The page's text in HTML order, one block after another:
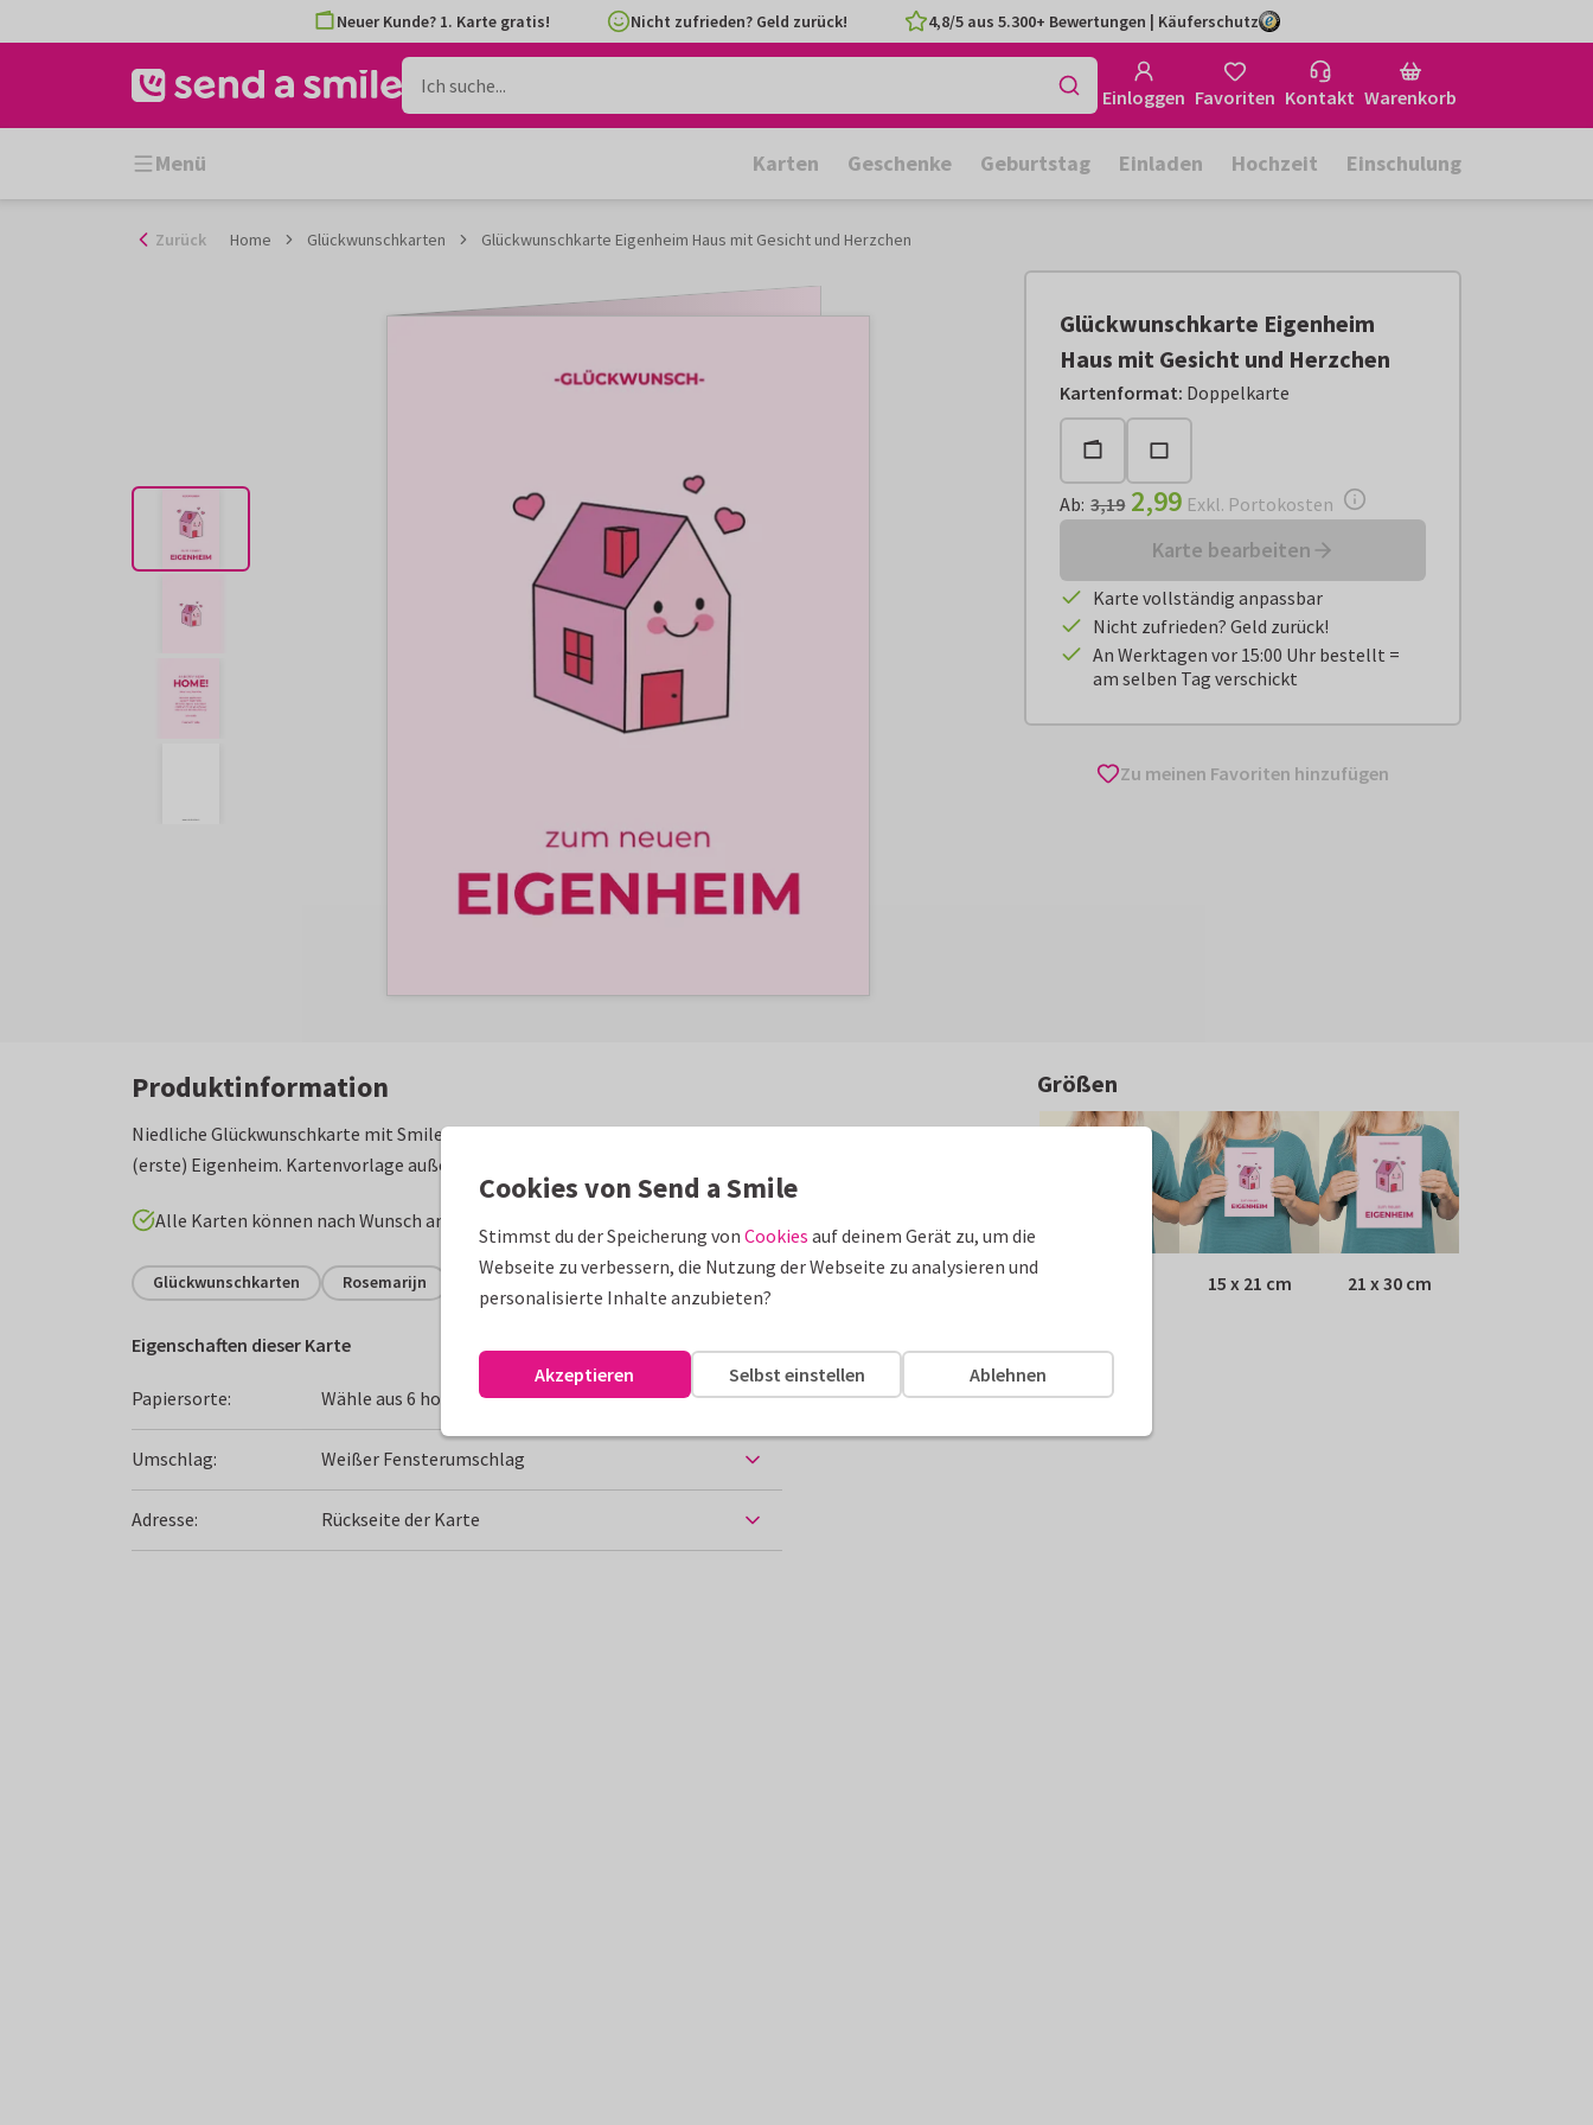
Inhalt
Neuer Kunde? 1. Karte gratis! Nicht zufrieden? Geld zurück! 4,8/5 aus 5.300+ Bewertungen | Käuferschutz
Einloggen Favoriten Kontakt Warenkorb
Menü Karten Geschenke Geburtstag Einladen Hochzeit Einschulung
Zurück Home Glückwunschkarten Glückwunschkarte Eigenheim Haus mit Gesicht und Herzchen
Glückwunschkarte Eigenheim
Haus mit Gesicht und Herzchen
Kartenformat: Doppelkarte
Ab:€ 2,99Exkl. Portokosten
Ab: 3,19 2,99 Exkl. Portokosten
Karte bearbeiten
Karte vollständig anpassbar
Nicht zufrieden? Geld zurück!
An Werktagen vor 15:00 Uhr bestellt =
am selben Tag verschickt
Zu meinen Favoriten hinzufügen
Produktinformation
Niedliche Glückwunschkarte mit Smiley-Haus und Herzchen zum Umzug ins
(erste) Eigenheim. Kartenvorlage außen und innen nach Wunsch anpassen.
Alle Karten können nach Wunsch angepasst werden.
Glückwunschkarten Rosemarijn
Eigenschaften dieser Karte
Papiersorte: Wähle aus 6 hochwertigen Papiersorten
Umschlag: Weißer Fensterumschlag
Adresse: Rückseite der Karte
Größen
15 x 21 cm 21 x 30 cm
Cookies von Send a Smile
Stimmst du der Speicherung von Cookies auf deinem Gerät zu, um die
Webseite zu verbessern, die Nutzung der Webseite zu analysieren und
personalisierte Inhalte anzubieten?
Ablehnen
Selbst einstellen
Akzeptieren